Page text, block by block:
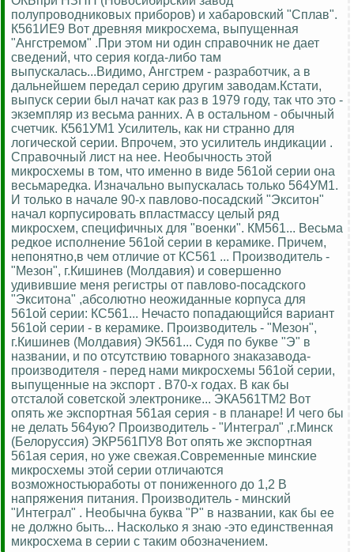
полупроводниковых приборов) и хабаровский "Сплав".
К561ИЕ9 Вот древняя микросхема, выпущенная
"Ангстремом" .При этом ни один справочник не дает
сведений, что серия когда-либо там
выпускалась...Видимо, Ангстрем - разработчик, а в
дальнейшем передал серию другим заводам.Кстати,
выпуск серии был начат как раз в 1979 году, так что это -
экземпляр из весьма ранних. А в остальном - обычный
счетчик. К561УМ1 Усилитель, как ни странно для
логической серии. Впрочем, это усилитель индикации .
Справочный лист на нее. Необычность этой
микросхемы в том, что именно в виде 561ой серии она
весьмаредка. Изначально выпускалась только 564УМ1.
И только в начале 90-х павлово-посадский "Экситон"
начал корпусировать впластмассу целый ряд
микросхем, специфичных для "военки". КМ561... Весьма
редкое исполнение 561ой серии в керамике. Причем,
непонятно,в чем отличие от КС561 ... Производитель -
"Мезон", г.Кишинев (Молдавия) и совершенно
удивившие меня регистры от павлово-посадского
"Экситона" ,абсолютно неожиданные корпуса для
561ой серии: КС561... Нечасто попадающийся вариант
561ой серии - в керамике. Производитель - "Мезон",
г.Кишинев (Молдавия) ЭК561... Судя по букве "Э" в
названии, и по отсутствию товарного знаказавода-
производителя - перед нами микросхемы 561ой серии,
выпущенные на экспорт . В70-х годах. В как бы
отсталой советской электронике... ЭКА561ТМ2 Вот
опять же экспортная 561ая серия - в планаре! И чего бы
не делать 564ую? Производитель - "Интеграл" ,г.Минск
(Белоруссия) ЭКР561ПУ8 Вот опять же экспортная
561ая серия, но уже свежая.Современные минские
микросхемы этой серии отличаются
возможностьюработы от пониженного до 1,2 В
напряжения питания. Производитель - минский
"Интеграл" . Необычна буква "Р" в названии, как бы ее
не должно быть... Насколько я знаю -это единственная
микросхема в серии с таким обозначением.